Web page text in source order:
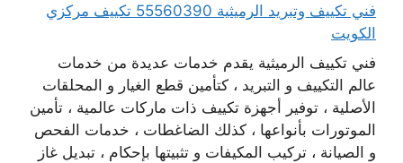
فني تكييف وتبريد الرميثية 55560390 تكييف مركزي
الكويت
فني تكييف الرميثية يقدم خدمات عديدة من خدمات
عالم التكييف و التبريد ، كتأمين قطع الغيار و المحلقات
الأصلية ، توفير أجهزة تكييف ذات ماركات عالمية ، تأمين
الموتورات بأنواعها ، كذلك الضاغطات ، خدمات الفحص
و الصيانة ، تركيب المكيفات و تثبيتها بإحكام ، تبديل غاز